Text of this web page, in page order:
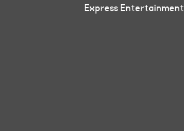
Express Entertainment